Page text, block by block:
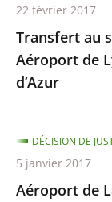
Transfert au
Aéroport de
d’Azur
22 février 2017
Aéroport de
DÉCISION DE
5 janvier 2017